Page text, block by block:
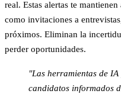
real. Estas alertas te
como invitaciones a
próximos. Eliminan la
perder oportunidades.
"Las herramientas de
candidatos informados